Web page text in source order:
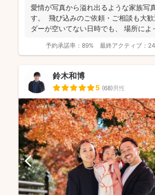
と好評です♪特にニューボーンフォトは様
し、クオリティ高いお写真をお届けされ
愛情が写真から溢れ出るような家族写
す。 飛び込みのご依頼・ご相談も大
ダーが空いてない日時でも、 場所によ
予約承諾率： 89% 最終アクティブ：
鈴木和博
5 (68)男性